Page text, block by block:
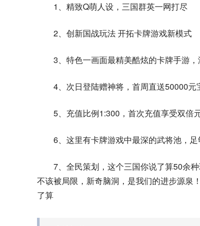
1、精致Q萌人设，三国群英一网打尽
2、创新国战玩法 开拓卡牌游戏新模式
3、特色一画面最精美酷炫的卡牌手游，
4、次日登陆赠神将，首周直送50000元
5、充值比例1:300，首次充值享受双倍
6、这里有卡牌游戏中最深的武将池，
7、全民策划，这个三国你说了算50余
不该被局限，新奇脑洞，是我们的进步源泉
了算